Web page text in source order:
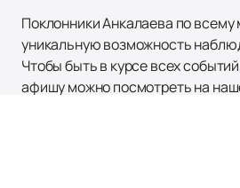
Поклонники Анкалаева по
уникальную возможность
Чтобы быть в курсе всех
афишу можно посмотреть на